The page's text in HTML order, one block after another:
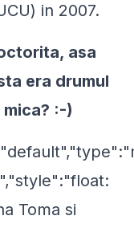
in 2007.
asa
era drumul
:-)
Toma si